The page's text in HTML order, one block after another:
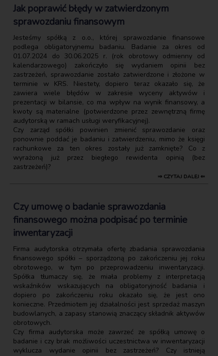
Jak poprawić błędy w zatwierdzonym
sprawozdaniu finansowym
Jesteśmy spółką z o.o., której sprawozdanie finansowe
podlega obligatoryjnemu badaniu. Badanie za okres od
01.07.2024 do 30.06.2025 r. (rok obrotowy odmienny od
kalendarzowego) zakończyło się wydaniem opinii bez
zastrzeżeń, sprawozdanie zostało zatwierdzone i złożone w
terminie w KRS. Niestety, dopiero teraz okazało się, że
zawiera wiele błędów w zakresie wyceny aktywów i
prezentacji w bilansie, co ma wpływ na wynik finansowy, a
kwoty są materialne (potwierdzone przez zewnętrzną firmę
audytorską w ramach usługi weryfikacyjnej).
Czy zarząd spółki powinien zmienić sprawozdanie oraz
ponownie poddać je badaniu i zatwierdzeniu, mimo że księgi
rachunkowe za ten okres zostały już zamknięte? Co z
wyrażoną już przez biegłego rewidenta opinią (bez
zastrzeżeń)?
⇒ CZYTAJ DALEJ ⇐
Czy umowę o badanie sprawozdania
finansowego można podpisać po terminie
inwentaryzacji
Firma audytorska otrzymała ofertę zbadania sprawozdania
finansowego spółki – sporządzoną po zakończeniu jej roku
obrotowego, w tym po przeprowadzeniu inwentaryzacji.
Spółka tłumaczy się, że miała problemy z interpretacją
wskaźników wskazujących na obligatoryjność badania i
dopiero po zakończeniu roku okazało się, że jest ono
konieczne. Przedmiotem jej działalności jest sprzedaż maszyn
budowlanych, a zapasy stanowią znaczący składnik aktywów
obrotowych.
Czy firma audytorska może zawrzeć ze spółką umowę o
badanie i czy brak możliwości uczestnictwa w inwentaryzacji
wyklucza wydanie opinii bez zastrzeżeń? Czy istnieją